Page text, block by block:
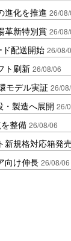
進化を推進 26/
革新特別賞 26/
配送開始 26/08/
ト刷新 26/08/06
モデル実証 26/
製造へ展開 26/
整備 26/08/06
新規格対応箱発売
向け伸長 26/08/06